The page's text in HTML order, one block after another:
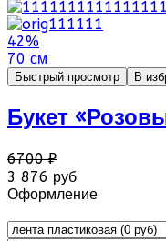
42%
70 см
Быстрый просмотр В
Букет
6700 ₽
3 876 руб
Оформление